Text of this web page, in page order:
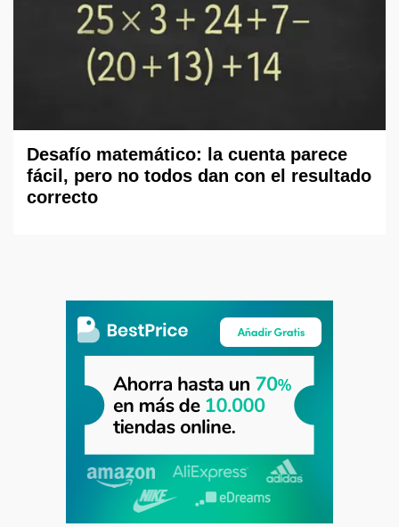
Desafío matemático: la cuenta parece
fácil, pero no todos dan con el resultado
correcto